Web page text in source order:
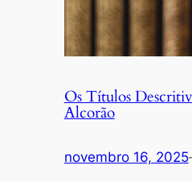
Os Títulos
Alcorão
novembro 16, 2025